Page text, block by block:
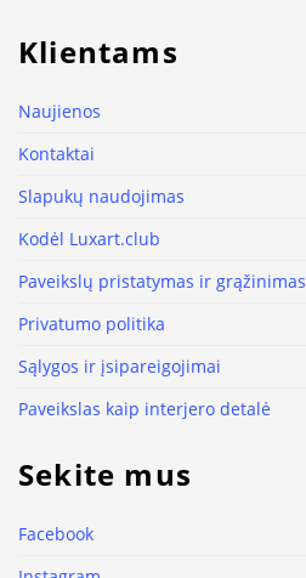
Klientams
Naujienos
Kontaktai
Slapukų naudojimas
Kodėl Luxart.club
Paveikslų pristatymas ir grąžinimas
Privatumo politika
Sąlygos ir įsipareigojimai
Paveikslas kaip interjero detalė
Sekite mus
Facebook